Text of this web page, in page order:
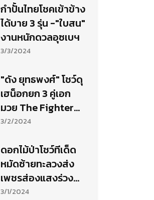
กำปั้นไทยโชคเข้าข้าง
ได้บาย 3 รุ่น -"ใบสน"
งานหนักดวลอุซเบฯ
3/3/2024
"ดัง ยุทธพงศ์" โชว์ดุ
เฮน็อกยก 3 คู่เอก
มวย The Fighter
Next Generations
3/2/2024
ดอกไม้ป่าโชว์ทีเด็ด
หมัดซ้ายทะลวงส่ง
เพชรส่องแสงร่วง
ยก 3
3/1/2024